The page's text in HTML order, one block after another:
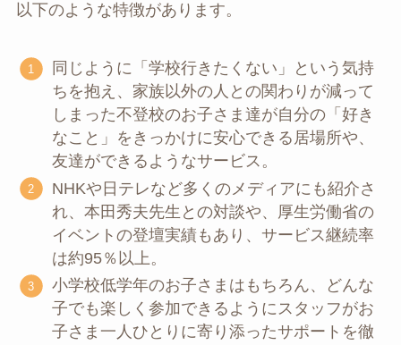
以下のような特徴があります。
同じように「学校行きたくない」という気持
ちを抱え、家族以外の人との関わりが減って
しまった不登校のお子さま達が自分の「好き
なこと」をきっかけに安心できる居場所や、
友達ができるようなサービス。
NHKや日テレなど多くのメディアにも紹介さ
れ、本田秀夫先生との対談や、厚生労働省の
イベントの登壇実績もあり、サービス継続率
は約95％以上。
小学校低学年のお子さまはもちろん、どんな
子でも楽しく参加できるようにスタッフがお
子さま一人ひとりに寄り添ったサポートを徹